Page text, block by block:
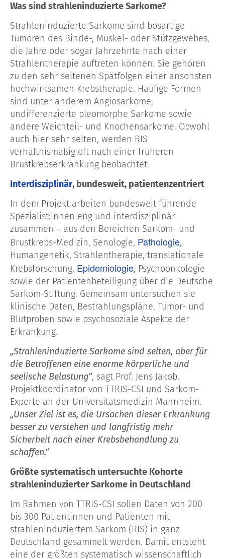
Was sind strahleninduzierte Sarkome?
Strahleninduzierte Sarkome sind bösartige
Tumoren des Binde-, Muskel- oder Stützgewebes,
die Jahre oder sogar Jahrzehnte nach einer
Strahlentherapie auftreten können. Sie gehören
zu den sehr seltenen Spätfolgen einer ansonsten
hochwirksamen Krebstherapie. Häufige Formen
sind unter anderem Angiosarkome,
undifferenzierte pleomorphe Sarkome sowie
andere Weichteil- und Knochensarkome. Obwohl
auch hier sehr selten, werden RIS
verhältnismäßig oft nach einer früheren
Brustkrebserkrankung beobachtet.
Interdisziplinär, bundesweit, patientenzentriert
In dem Projekt arbeiten bundesweit führende
Spezialist:innen eng und interdisziplinär
zusammen – aus den Bereichen Sarkom- und
Brustkrebs-Medizin, Senologie, Pathologie,
Humangenetik, Strahlentherapie, translationale
Krebsforschung, Epidemiologie, Psychoonkologie
sowie der Patientenbeteiligung über die Deutsche
Sarkom-Stiftung. Gemeinsam untersuchen sie
klinische Daten, Bestrahlungspläne, Tumor- und
Blutproben sowie psychosoziale Aspekte der
Erkrankung.
„Strahleninduzierte Sarkome sind selten, aber für
die Betroffenen eine enorme körperliche und
seelische Belastung“, sagt Prof. Jens Jakob,
Projektkoordinator von TTRIS-CSI und Sarkom-
Experte an der Universitätsmedizin Mannheim.
„Unser Ziel ist es, die Ursachen dieser Erkrankung
besser zu verstehen und langfristig mehr
Sicherheit nach einer Krebsbehandlung zu
schaffen.“
Größte systematisch untersuchte Kohorte
strahleninduzierter Sarkome in Deutschland
Im Rahmen von TTRIS-CSI sollen Daten von 200
bis 300 Patientinnen und Patienten mit
strahleninduziertem Sarkom (RIS) in ganz
Deutschland gesammelt werden. Damit entsteht
eine der größten systematisch wissenschaftlich